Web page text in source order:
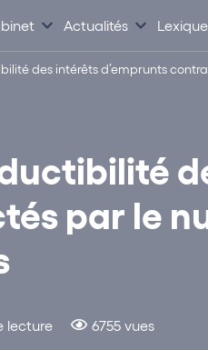
Actualités Lexique
des intérêts d’emprunts
par le
lecture 6755 vues